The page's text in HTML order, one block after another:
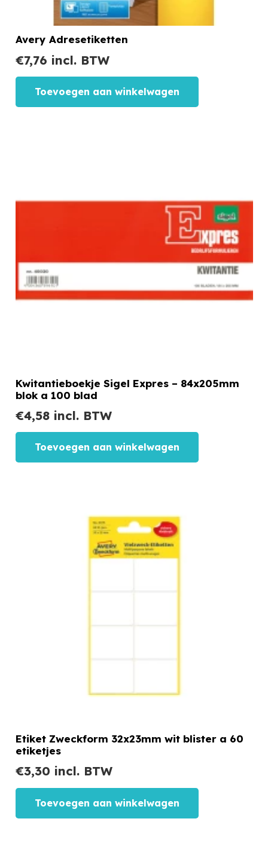
Avery Adresetiketten
€7,76 incl. BTW
Toevoegen aan winkelwagen
Kwitantieboekje Sigel Expres – 84x205mm
blok a 100 blad
€4,58incl. BTW
Toevoegen aan winkelwagen
Etiket Zweckform 32x23mm wit blister a 60
etiketjes
€3,30 incl. BTW
Toevoegen aan winkelwagen